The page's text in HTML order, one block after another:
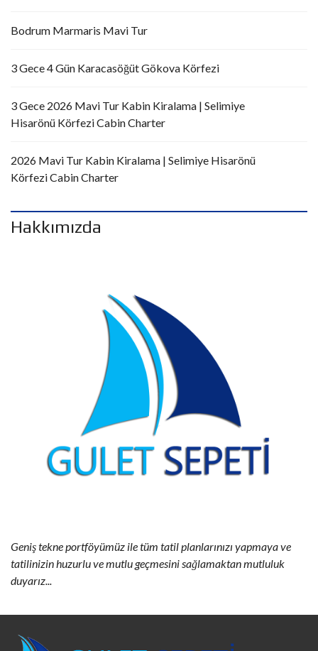
Bodrum Marmaris Mavi Tur
3 Gece 4 Gün Karacasöğüt Gökova Körfezi
3 Gece 2026 Mavi Tur Kabin Kiralama | Selimiye
Hisarönü Körfezi Cabin Charter
2026 Mavi Tur Kabin Kiralama | Selimiye Hisarönü
Körfezi Cabin Charter
Hakkımızda
Geniş tekne portföyümüz ile tüm tatil planlarınızı yapmaya ve
tatilinizin huzurlu ve mutlu geçmesini sağlamaktan mutluluk
duyarız...